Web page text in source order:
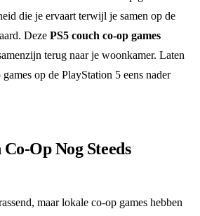
die je ervaart terwijl je samen op de
Deze PS5 couch co-op games
terug naar je woonkamer. Laten
op de PlayStation 5 eens nader
Op Nog Steeds
maar lokale co-op games hebben